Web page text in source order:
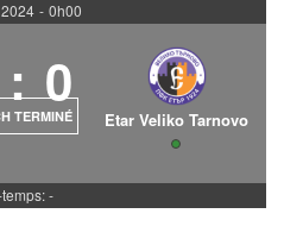
- 0h00
: 0
TERMINÉ Etar Veliko Tarnovo
-